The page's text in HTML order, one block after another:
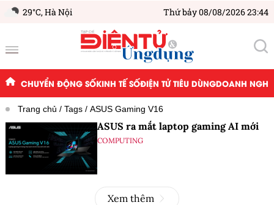
29°C,Hà Nội Thứ bảy 08/08/2026 23:44
CHUYỂN ĐỘNG SỐKINH TẾ SỐĐIỆN TỬ TIÊU DÙNGDOANH
Trang chủ Tags ASUS Gaming V16
ASUS ra mắt laptop gaming AI mới
COMPUTING
Xem thêm